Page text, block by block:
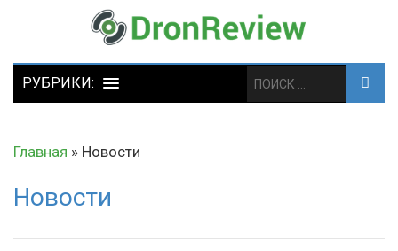
Главная » Новости
Новости